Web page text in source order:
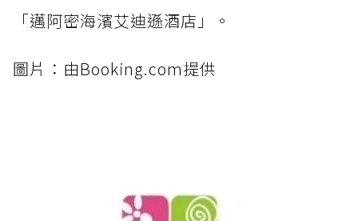
「邁阿密海濱艾迪遜酒店」。
圖片：由Booking.com提供